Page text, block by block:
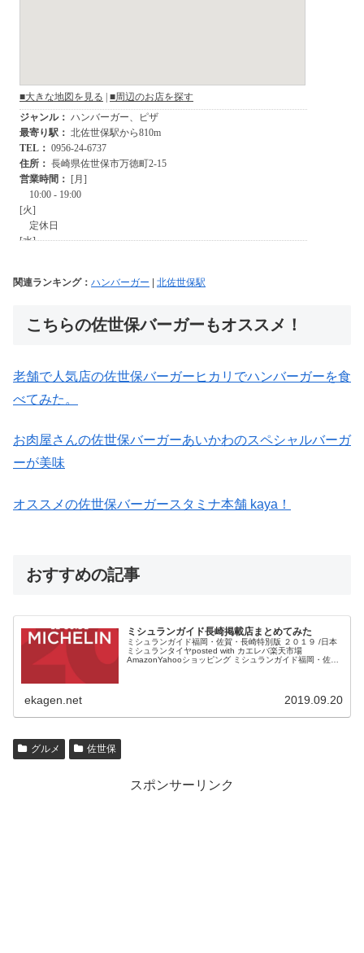
関連ランキング： ハンバーガー | 北佐世保駅
こちらの佐世保バーガーもオススメ！
老舗で人気店の佐世保バーガーヒカリでハンバーガーを食
べてみた。
お肉屋さんの佐世保バーガーあいかわのスペシャルバーガ
ーが美味
オススメの佐世保バーガースタミナ本舗 kaya！
おすすめの記事
ミシュランガイド長崎掲載店まとめてみた
ミシュランガイド福岡・佐賀・長崎特別版 ２０１９ /日本
ミシュランタイヤposted with カエレバ楽天市場
AmazonYahooショッピング ミシュランガイド福岡・佐
ekagen.net 2019.09.20
グルメ 佐世保
スポンサーリンク